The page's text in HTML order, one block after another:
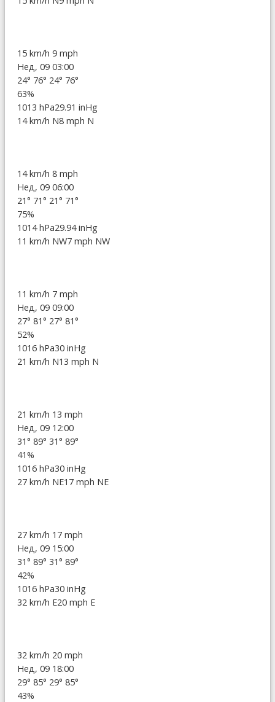
15 km/h 9 mph
Нед, 09 03:00
24° 76° 24° 76°
63%
1013 hPa29.91 inHg
14 km/h N8 mph N
14 km/h 8 mph
Нед, 09 06:00
21° 71° 21° 71°
75%
1014 hPa29.94 inHg
11 km/h NW7 mph NW
11 km/h 7 mph
Нед, 09 09:00
27° 81° 27° 81°
52%
1016 hPa30 inHg
21 km/h N13 mph N
21 km/h 13 mph
Нед, 09 12:00
31° 89° 31° 89°
41%
1016 hPa30 inHg
27 km/h NE17 mph NE
27 km/h 17 mph
Нед, 09 15:00
31° 89° 31° 89°
42%
1016 hPa30 inHg
32 km/h E20 mph E
32 km/h 20 mph
Нед, 09 18:00
29° 85° 29° 85°
43%